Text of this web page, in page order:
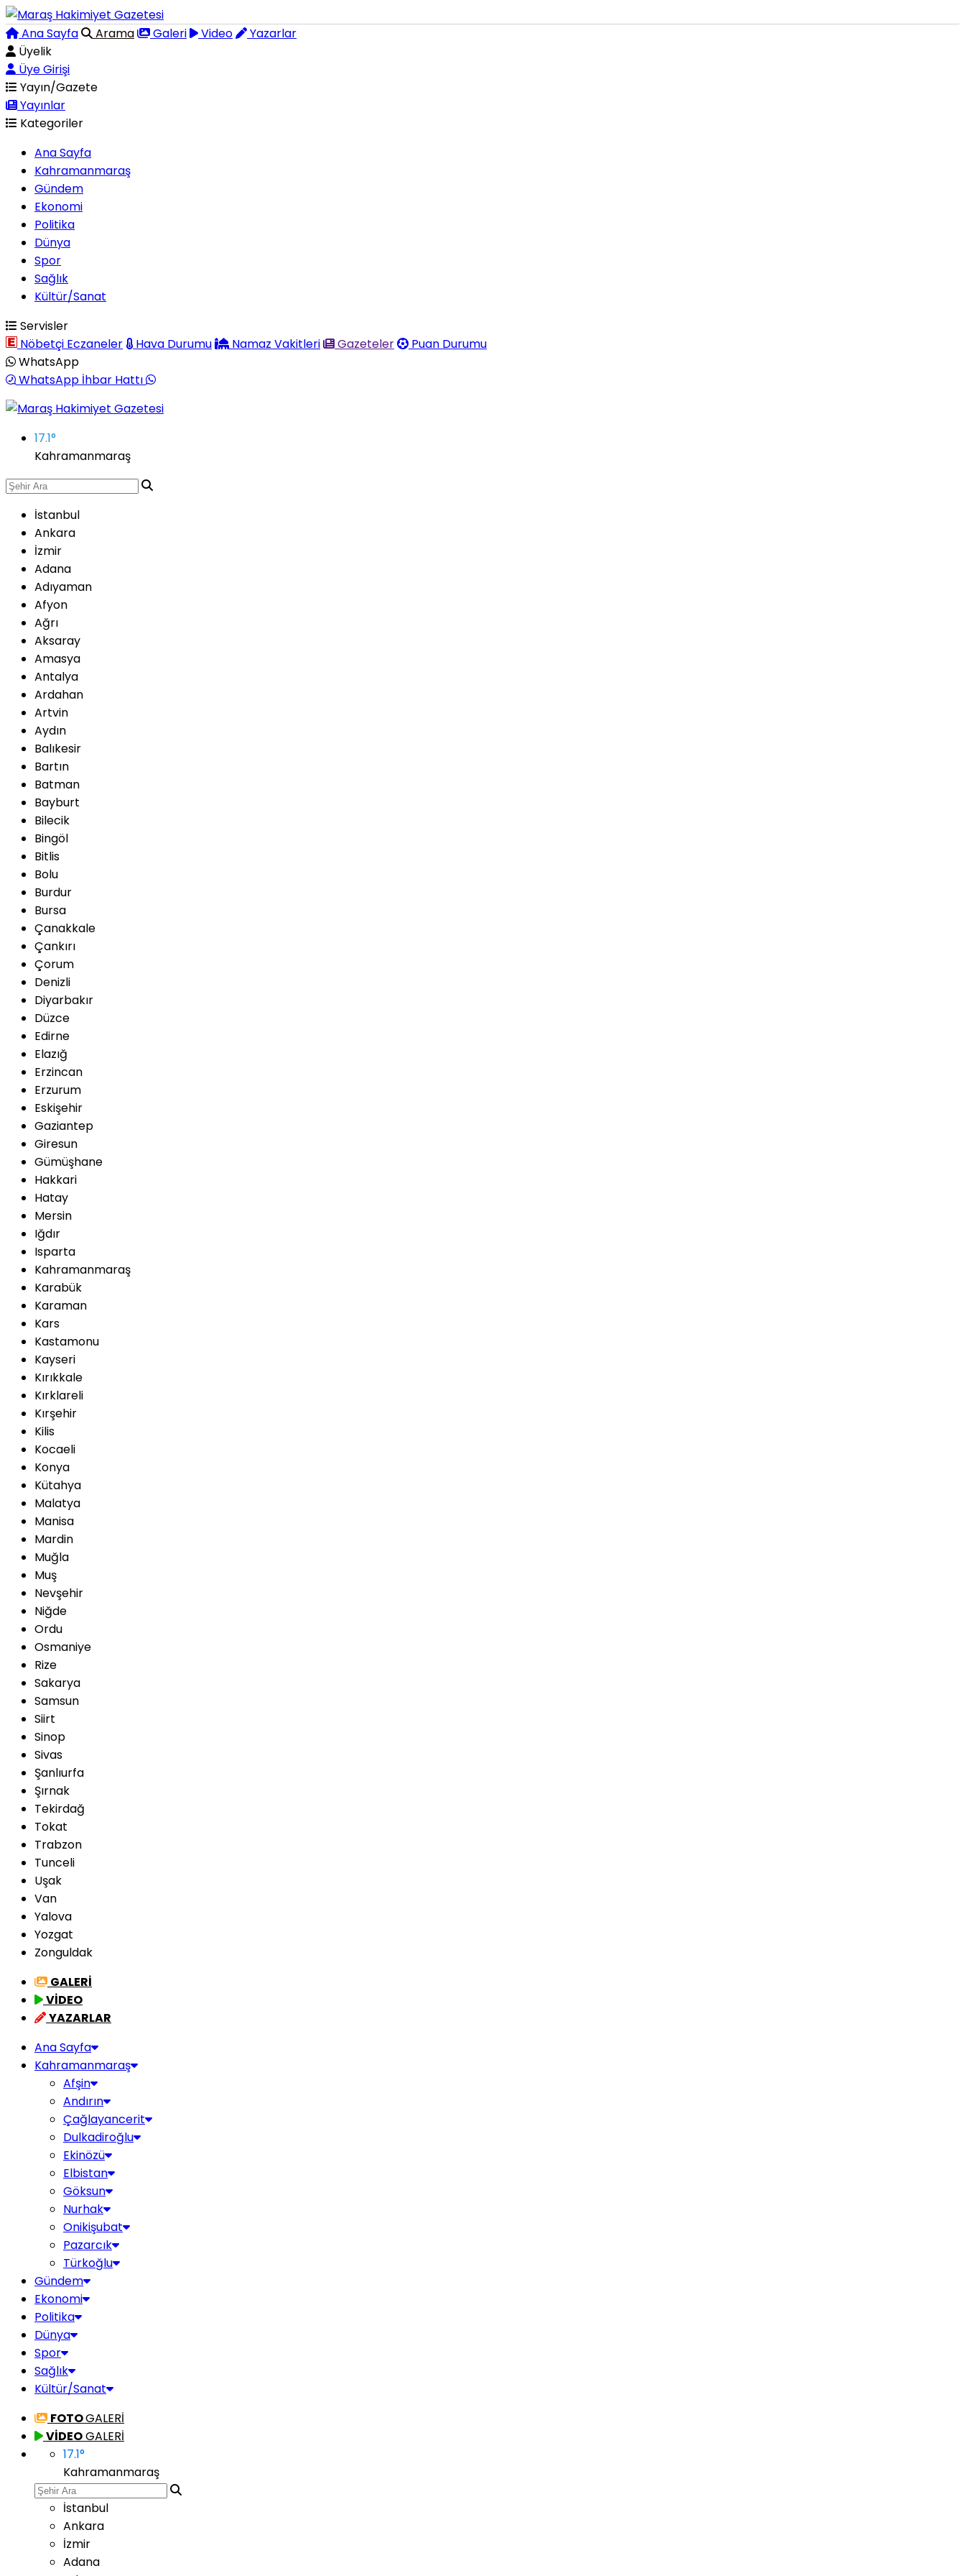
Ana Sayfa Arama Galeri Video
Yazarlar
Üyelik
Üye Girişi
Yayın/Gazete
Yayınlar
Kategoriler
Ana Sayfa
Kahramanmaraş
Gündem
Ekonomi
Politika
Dünya
Spor
Sağlık
Kültür/Sanat
Servisler
Nöbetçi Eczaneler
Hava Durumu Namaz Vakitleri Gazeteler
Puan Durumu
WhatsApp
WhatsApp İhbar Hattı
17.1°
Kahramanmaraş
İstanbul
Ankara
İzmir
Adana
Adıyaman
Afyon
Ağrı
Aksaray
Amasya
Antalya
Ardahan
Artvin
Aydın
Balıkesir
Bartın
Batman
Bayburt
Bilecik
Bingöl
Bitlis
Bolu
Burdur
Bursa
Çanakkale
Çankırı
Çorum
Denizli
Diyarbakır
Düzce
Edirne
Elazığ
Erzincan
Erzurum
Eskişehir
Gaziantep
Giresun
Gümüşhane
Hakkari
Hatay
Mersin
Iğdır
Isparta
Kahramanmaraş
Karabük
Karaman
Kars
Kastamonu
Kayseri
Kırıkkale
Kırklareli
Kırşehir
Kilis
Kocaeli
Konya
Kütahya
Malatya
Manisa
Mardin
Muğla
Muş
Nevşehir
Niğde
Ordu
Osmaniye
Rize
Sakarya
Samsun
Siirt
Sinop
Sivas
Şanlıurfa
Şırnak
Tekirdağ
Tokat
Trabzon
Tunceli
Uşak
Van
Yalova
Yozgat
Zonguldak
GALERİ
VİDEO
YAZARLAR
Ana Sayfa
Kahramanmaraş
Afşin
Andırın
Çağlayancerit
Dulkadiroğlu
Ekinözü
Elbistan
Göksun
Nurhak
Onikişubat
Pazarcık
Türkoğlu
Gündem
Ekonomi
Politika
Dünya
Spor
Sağlık
Kültür/Sanat
FOTOGALERİ
VİDEOGALERİ
17.1°
Kahramanmaraş
İstanbul
Ankara
İzmir
Adana